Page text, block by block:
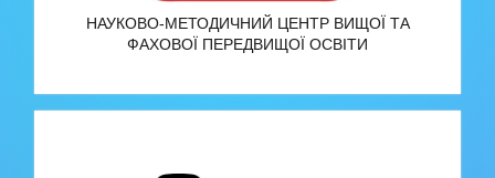
НАУКОВО-МЕТОДИЧНИЙ ЦЕНТР ВИЩОЇ ТА
ФАХОВОЇ ПЕРЕДВИЩОЇ ОСВІТИ